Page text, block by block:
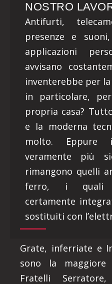
NOSTRO
Antifurti,
presenze e
applicazioni
avvisano
inventerebbe per
in particolare,
propria casa?
e la moderna
molto. Eppure
veramente più
rimangono quelli
ferro, i quali
certamente
sostituiti con
Grate, inferriate e
sono la maggiore
Fratelli